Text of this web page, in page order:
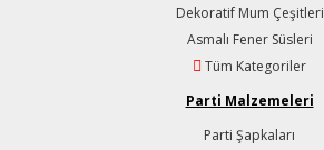
Dekoratif Mum Çeşitleri
Asmalı Fener Süsleri
Tüm Kategoriler
Parti Malzemeleri
Parti Şapkaları